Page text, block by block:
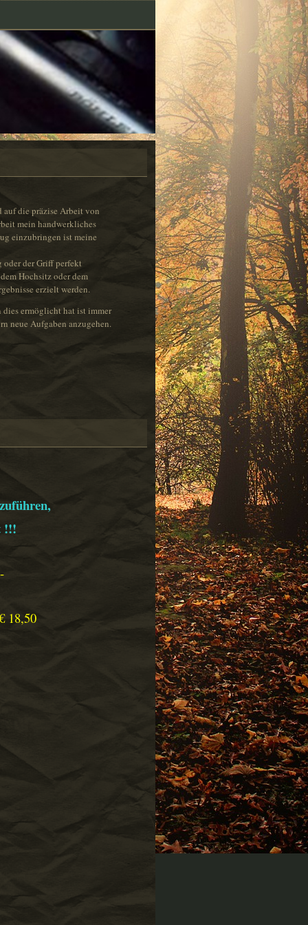
auf die präzise Arbeit von
mein handwerkliches
einzubringen ist meine
der Griff perfekt
Hochsitz oder dem
erzielt werden.
dies ermöglicht hat ist immer
neue Aufgaben anzugehen.
!!!
18,50